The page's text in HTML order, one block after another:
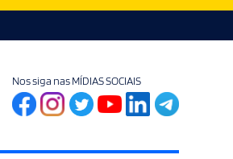
Nos siga nas MÍDIAS SOCIAIS